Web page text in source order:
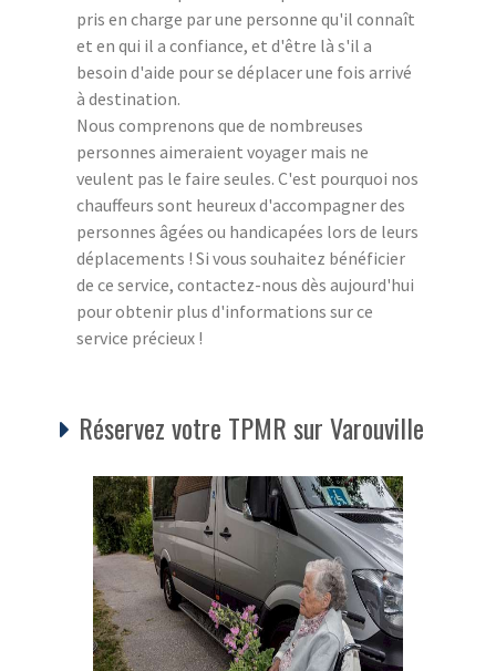
pris en charge par une personne qu'il connaît
et en qui il a confiance, et d'être là s'il a
besoin d'aide pour se déplacer une fois arrivé
à destination.
Nous comprenons que de nombreuses
personnes aimeraient voyager mais ne
veulent pas le faire seules. C'est pourquoi nos
chauffeurs sont heureux d'accompagner des
personnes âgées ou handicapées lors de leurs
déplacements ! Si vous souhaitez bénéficier
de ce service, contactez-nous dès aujourd'hui
pour obtenir plus d'informations sur ce
service précieux !
Réservez votre TPMR sur Varouville